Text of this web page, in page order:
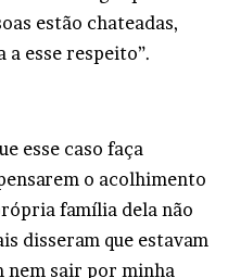
estão chateadas,
a esse respeito”.
esse caso faça
o acolhimento
família dela não
disseram que estavam
nem sair por minha